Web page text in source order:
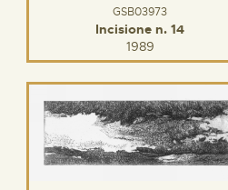
GSB03973
Incisione n. 14
1989